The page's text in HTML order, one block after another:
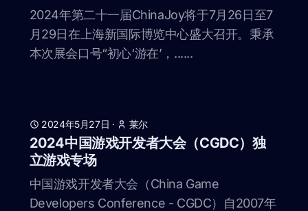
2024年第二十一届ChinaJoy将于7月26日至7
月29日在上海新国际博览中心盛大召开。秉承
本次展会口号“初心‘游在’，......
2024年5月27日 · 莱尔
2024中国游戏开发者大会（CGDC）独
立游戏专场
中国游戏开发者大会（China Game
Developers Conference - CGDC）自2007年